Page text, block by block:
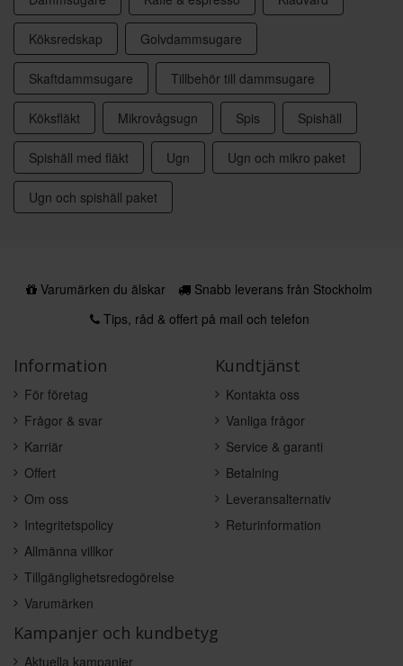
Köksredskap Golvdammsugare
Skaftdammsugare Tillbehör till dammsugare
Köksfläkt Mikrovågsugn Spis Spishäll
Spishäll med fläkt Ugn Ugn och mikro paket
Ugn och spishäll paket
Varumärken du älskar
Snabb leverans från Stockholm
Tips, råd & offert på mail och telefon
Information
För företag
Frågor & svar
Karriär
Offert
Om oss
Integritetspolicy
Allmänna villkor
Tillgänglighetsredogörelse
Varumärken
Kundtjänst
Kontakta oss
Vanliga frågor
Service & garanti
Betalning
Leveransalternativ
Returinformation
Kampanjer och kundbetyg
Aktuella kampanjer